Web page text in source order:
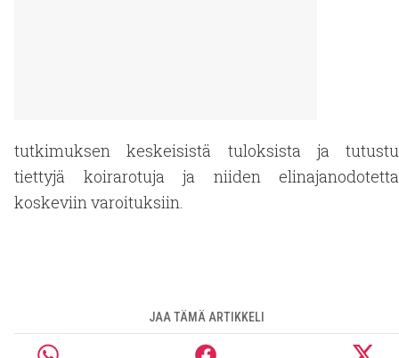
tutkimuksen keskeisistä tuloksista ja tutustu
tiettyjä koirarotuja ja niiden elinajanodotetta
koskeviin varoituksiin.
JAA TÄMÄ ARTIKKELI